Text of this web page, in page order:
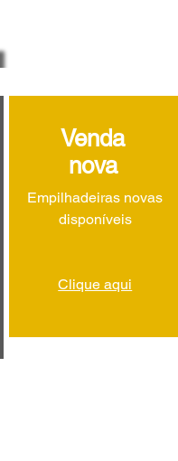
Venda
nova
Empilhadeiras novas
disponíveis
Clique aqui